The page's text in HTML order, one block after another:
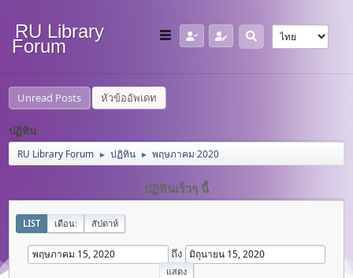
RU Library
Forum
Unread Posts หัวข้ออัพเดท
ปฏิทิน
RU Library Forum ► ปฏิทิน ► พฤษภาคม 2020
ปฏิทินเร็วๆ นี้
LIST เดือน: สัปดาห์
ถึง